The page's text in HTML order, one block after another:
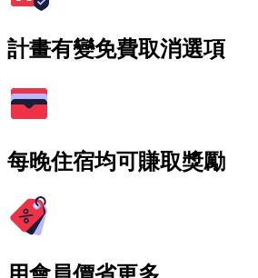
計畫有變免費取消選項
每晚住宿均可賺取獎勵